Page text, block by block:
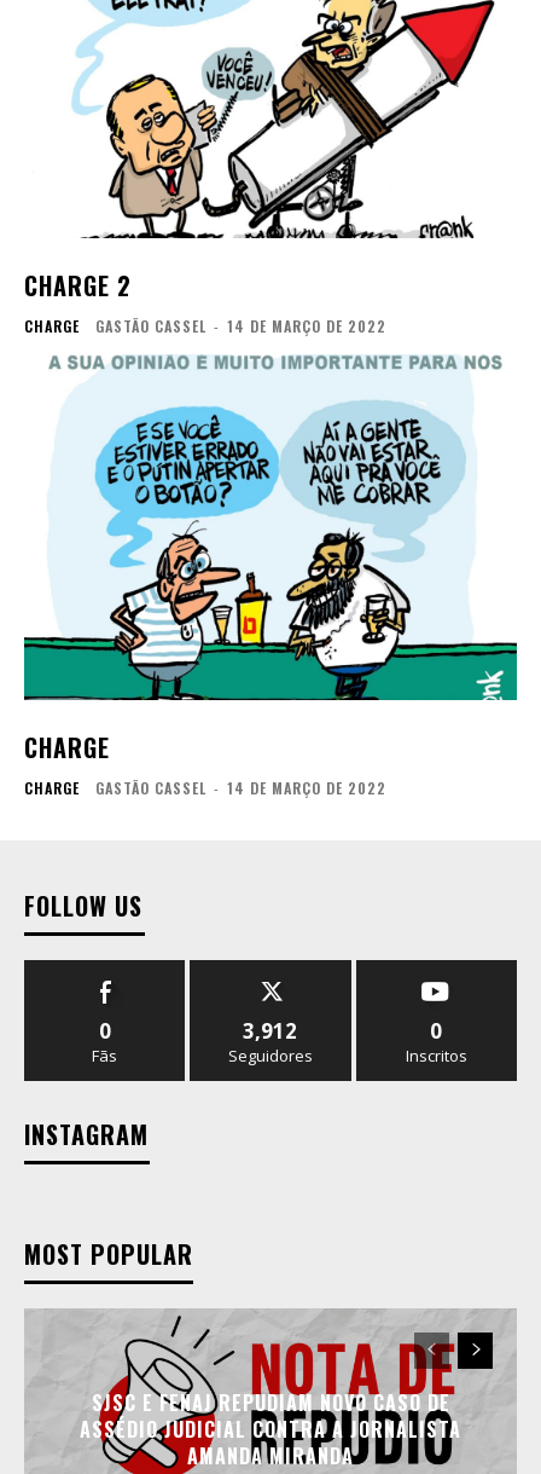
CHARGE 2
CHARGE GASTÃO CASSEL - 14 DE MARÇO DE 2022
CHARGE
CHARGE GASTÃO CASSEL - 14 DE MARÇO DE 2022
FOLLOW US
0
Fãs
3,912
Seguidores
0
Inscritos
INSTAGRAM
MOST POPULAR
SJSC E FENAJ REPUDIAM NOVO CASO DE
ASSÉDIO JUDICIAL CONTRA A JORNALISTA
AMANDA MIRANDA